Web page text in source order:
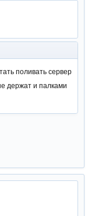
поливать сервер
держат и палками